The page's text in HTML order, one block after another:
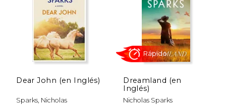
dcto.
Dear John (en Inglés)
Sparks, Nicholas
Dreamland (en
Inglés)
Nicholas Sparks